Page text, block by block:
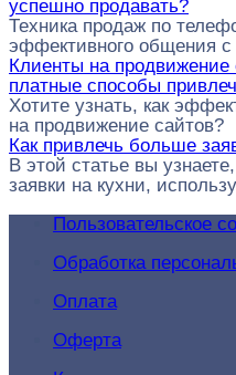
успешно продавать?
Техника продаж по
эффективного общения с
Клиенты на
платные способы
Хотите узнать, как
на продвижение сайтов?
Как привлечь больше
В этой статье вы
заявки на кухни,
Пользовательское
Обработка
Оплата
Оферта